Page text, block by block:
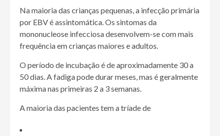
Na maioria das crianças pequenas, a infecção primária
por EBV é assintomática. Os sintomas da
mononucleose infecciosa desenvolvem-se com mais
frequência em crianças maiores e adultos.
O período de incubação é de aproximadamente 30 a
50 dias. A fadiga pode durar meses, mas é geralmente
máxima nas primeiras 2 a 3 semanas.
A maioria das pacientes tem a tríade de